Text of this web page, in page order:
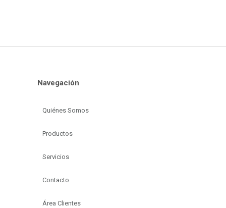
Navegación
Quiénes Somos
Productos
Servicios
Contacto
Área Clientes